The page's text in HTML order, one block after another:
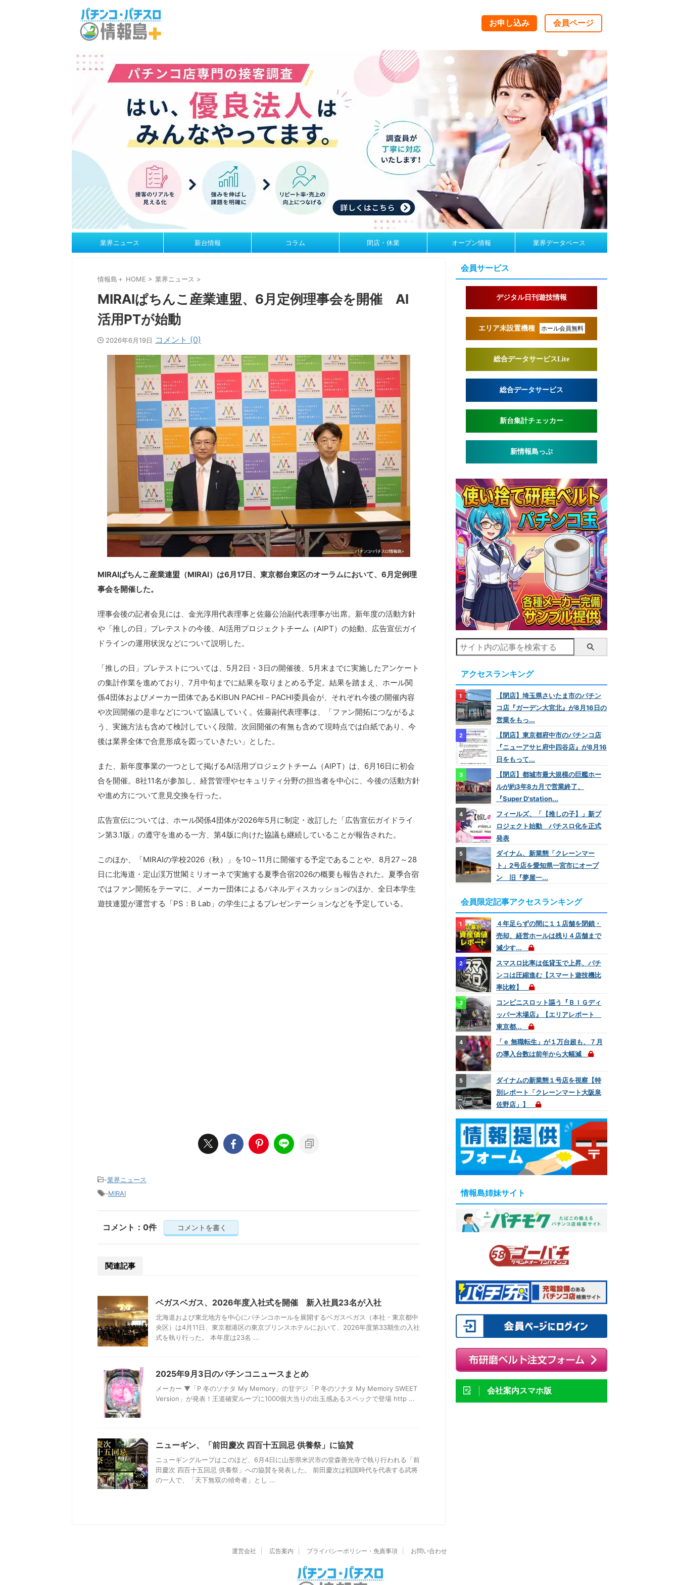
お申し込み 会員ページ
業界ニュース 新台情報 コラム 閉店・休業 オープン情報 業界データベース
情報島＋ HOME > 業界ニュース >
MIRAIぱちんこ産業連盟、6月定例理事会を開催 AI
活用PTが始動
2026年6月19日 コメント (0)
MIRAIぱちんこ産業連盟（MIRAI）は6月17日、東京都台東区のオーラムにおいて、6月定例理
事会を開催した。
理事会後の記者会見には、金光淳用代表理事と佐藤公治副代表理事が出席。新年度の活動方針
や「推しの日」プレテストの今後、AI活用プロジェクトチーム（AIPT）の始動、広告宣伝ガイ
ドラインの運用状況などについて説明した。
「推しの日」プレテストについては、5月2日・3日の開催後、5月末までに実施したアンケート
の集計作業を進めており、7月中旬までに結果を取りまとめる予定。結果を踏まえ、ホール関
係4団体およびメーカー団体であるKIBUN PACHI－PACHI委員会が、それぞれ今後の開催内容
や次回開催の是非などについて協議していく。佐藤副代表理事は、「ファン開拓につながるよ
う、実施方法も含めて検討していく段階。次回開催の有無も含めて現時点では白紙であり、今
後は業界全体で合意形成を図っていきたい」とした。
また、新年度事業の一つとして掲げるAI活用プロジェクトチーム（AIPT）は、6月16日に初会
合を開催。8社11名が参加し、経営管理やセキュリティ分野の担当者を中心に、今後の活動方針
や進め方について意見交換を行った。
広告宣伝については、ホール関係4団体が2026年5月に制定・改訂した「広告宣伝ガイドライ
ン第3.1版」の遵守を進める一方、第4版に向けた協議も継続していることが報告された。
このほか、「MIRAIの学校2026（秋）」を10～11月に開催する予定であることや、8月27～28
日に北海道・定山渓万世閣ミリオーネで実施する夏季合宿2026の概要も報告された。夏季合宿
ではファン開拓をテーマに、メーカー団体によるパネルディスカッションのほか、全日本学生
遊技連盟が運営する「PS：B Lab」の学生によるプレゼンテーションなどを予定している。
-業界ニュース
-MIRAI
コメント：0件 コメントを書く
関連記事
ベガスベガス、2026年度入社式を開催 新入社員23名が入社
北海道および東北地方を中心にパチンコホールを展開するベガスベガス（本社・東京都中
央区）は4月11日、東京都港区の東京プリンスホテルにおいて、2026年度第33期生の入社
式を執り行った。 本年度は23名 ...
2025年9月3日のパチンコニュースまとめ
メーカー ▼「P 冬のソナタ My Memory」の甘デジ「P 冬のソナタ My Memory SWEET
Version」が発表！王道確変ループに1000個大当りの出玉感あるスペックで登場 http ...
ニューギン、「前田慶次 四百十五回忌 供養祭」に協賛
ニューギングループはこのほど、6月4日に山形県米沢市の堂森善光寺で執り行われる「前
田慶次 四百十五回忌 供養祭」への協賛を発表した。 前田慶次は戦国時代を代表する武将
の一人で、「天下無双の傾奇者」とし ...
会員サービス
デジタル日刊遊技情報
エリア未設置機種 ホール会員無料
総合データサービスLite
総合データサービス
新台集計チェッカー
新情報島っぷ
アクセスランキング
【閉店】埼玉県さいたま市のパチン
コ店『ガーデン大宮北』が8月16日の
営業をもっ...
【閉店】東京都府中市のパチンコ店
『ニューアサヒ府中四谷店』が8月16
日をもって...
【閉店】都城市最大規模の巨艦ホー
ルが約3年8カ月で営業終了、
『Super D'station...
フィールズ、「【推しの子】」新プ
ロジェクト始動 パチスロ化を正式
発表
ダイナム、新業態「クレーンマー
ト」2号店を愛知県一宮市にオープ
ン 旧『夢屋一...
会員限定記事アクセスランキング
４年足らずの間に１１店舗を閉鎖・
売却、経営ホールは残り４店舗まで
減少す...
スマスロ比率は低貸玉で上昇、パチ
ンコは圧縮進む【スマート遊技機比
率比較】
コンビニスロット謳う『ＢＩＧディ
ッパー木場店』【エリアレポート
東京都...
「ｅ 無職転生」が１万台超も、７月
の導入台数は前年から大幅減
ダイナムの新業態１号店を視察【特
別レポート「クレーンマート大阪泉
佐野店」】
情報島姉妹サイト
会社案内スマホ版
運営会社 広告案内 プライバシーポリシー・免責事項 お問い合わせ